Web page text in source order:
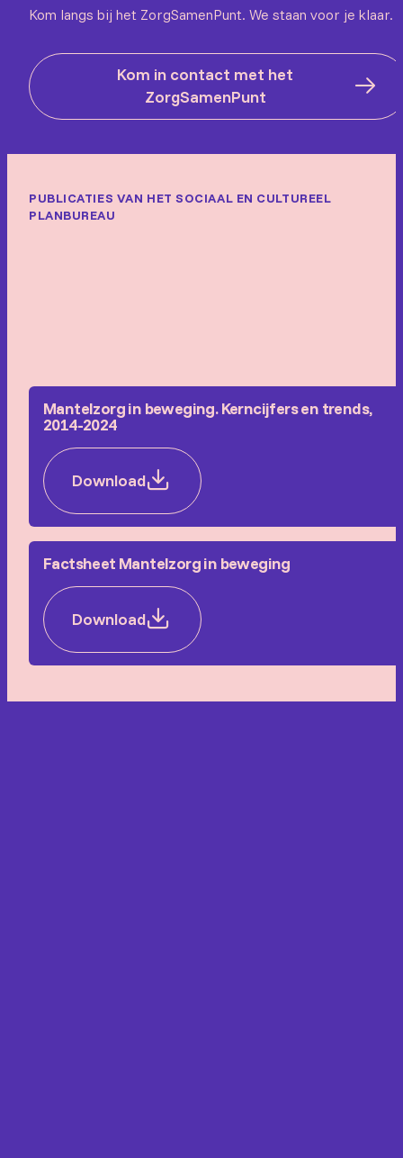
Kom langs bij het ZorgSamenPunt. We staan voor je klaar.
Kom in contact met het
ZorgSamenPunt
PUBLICATIES VAN HET SOCIAAL EN CULTUREEL
PLANBUREAU
Mantelzorg in beweging. Kerncijfers en trends,
2014-2024
Download
Factsheet Mantelzorg in beweging
Download